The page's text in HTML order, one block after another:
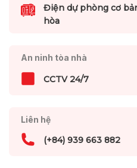
Điện dự phòng cơ
hòa
An ninh tòa nhà
CCTV 24/7
Liên hệ
(+84) 939 663 882